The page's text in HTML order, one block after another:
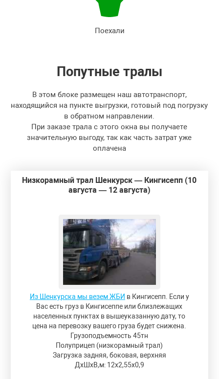
Поехали
Попутные тралы
В этом блоке размещен наш автотранспорт,
находящийся на пункте выгрузки, готовый под погрузку
в обратном направлении.
При заказе трала с этого окна вы получаете
значительную выгоду, так как часть затрат уже
оплачена
Низкорамный трал Шенкурск — Кингисепп (10
августа — 12 августа)
Из Шенкурска мы везем ЖБИ в Кингисепп. Если у
Вас есть груз в Кингисеппе или близлежащих
населенных пунктах в вышеуказанную дату, то
цена на перевозку вашего груза будет снижена.
Грузоподъемность 45тн
Полуприцеп (низкорамный трал)
Загрузка задняя, боковая, верхняя
ДxШxВ,м: 12x2,55x0,9